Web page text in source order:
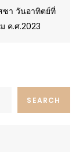
Post
า วันอาทิตย์ที่
ค.ศ.2023
SEARCH